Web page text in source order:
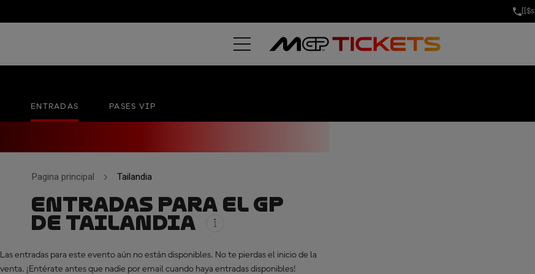
PT GRAND PRIX OF
ENTRADAS PASES VIP
Pagina principal Tailandia
ENTRADAS PARA EL GP
DE TAILANDIA
Las entradas para este evento aún no están disponibles. No te pierdas el inicio de la
venta. ¡Entérate antes que nadie por email cuando haya entradas disponibles!